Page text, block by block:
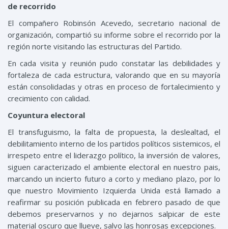
de recorrido
El compañero Robinsón Acevedo, secretario nacional de
organización, compartió su informe sobre el recorrido por la
región norte visitando las estructuras del Partido.
En cada visita y reunión pudo constatar las debilidades y
fortaleza de cada estructura, valorando que en su mayoría
están consolidadas y otras en proceso de fortalecimiento y
crecimiento con calidad.
Coyuntura electoral
El transfuguismo, la falta de propuesta, la deslealtad, el
debilitamiento interno de los partidos políticos sistemicos, el
irrespeto entre el liderazgo político, la inversión de valores,
siguen caracterizado el ambiente electoral en nuestro pais,
marcando un incierto futuro a corto y mediano plazo, por lo
que nuestro Movimiento Izquierda Unida está llamado a
reafirmar su posición publicada en febrero pasado de que
debemos preservarnos y no dejarnos salpicar de este
material oscuro que llueve, salvo las honrosas excepciones.